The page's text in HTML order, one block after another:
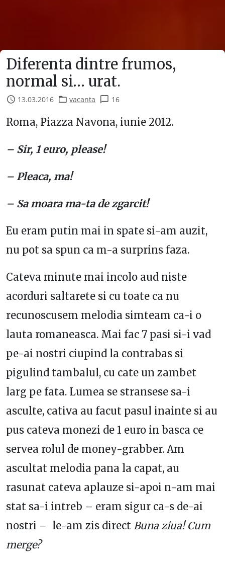
Diferenta dintre frumos,
normal si… urat.
13.03.2016 vacanta 16
Roma, Piazza Navona, iunie 2012.
– Sir, 1 euro, please!
– Pleaca, ma!
– Sa moara ma-ta de zgarcit!
Eu eram putin mai in spate si-am auzit,
nu pot sa spun ca m-a surprins faza.
Cateva minute mai incolo aud niste
acorduri saltarete si cu toate ca nu
recunoscusem melodia simteam ca-i o
lauta romaneasca. Mai fac 7 pasi si-i vad
pe-ai nostri ciupind la contrabas si
pigulind tambalul, cu cate un zambet
larg pe fata. Lumea se stransese sa-i
asculte, cativa au facut pasul inainte si au
pus cateva monezi de 1 euro in basca ce
servea rolul de money-grabber. Am
ascultat melodia pana la capat, au
rasunat cateva aplauze si-apoi n-am mai
stat sa-i intreb – eram sigur ca-s de-ai
nostri – le-am zis direct Buna ziua! Cum
merge?